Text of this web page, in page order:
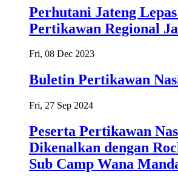
Perhutani Jateng
Pertikawan Regional
Fri, 08 Dec 2023
Buletin Pertikawan
Fri, 27 Sep 2024
Peserta Pertikawan
Dikenalkan dengan
Sub Camp Wana